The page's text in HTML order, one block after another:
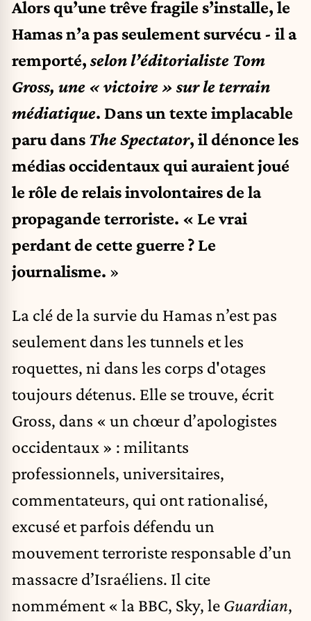
Alors qu’une trêve fragile s’installe, le
Hamas n’a pas seulement survécu - il a
remporté, selon l’éditorialiste Tom
Gross, une « victoire » sur le terrain
médiatique. Dans un texte implacable
paru dans The Spectator, il dénonce les
médias occidentaux qui auraient joué
le rôle de relais involontaires de la
propagande terroriste. « Le vrai
perdant de cette guerre ? Le
journalisme. »
La clé de la survie du Hamas n’est pas
seulement dans les tunnels et les
roquettes, ni dans les corps d'otages
toujours détenus. Elle se trouve, écrit
Gross, dans « un chœur d’apologistes
occidentaux » : militants
professionnels, universitaires,
commentateurs, qui ont rationalisé,
excusé et parfois défendu un
mouvement terroriste responsable d’un
massacre d’Israéliens. Il cite
nommément « la BBC, Sky, le Guardian,